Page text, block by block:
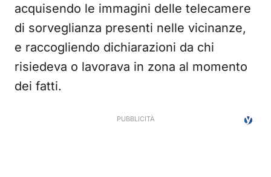
acquisendo le immagini delle telecamere
di sorveglianza presenti nelle vicinanze,
e raccogliendo dichiarazioni da chi
risiedeva o lavorava in zona al momento
dei fatti.